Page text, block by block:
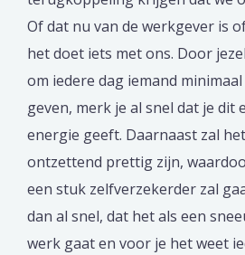
Of dat nu van de werkgever is
het doet iets met ons. Door
om iedere dag iemand
geven, merk je al snel dat je dit
energie geeft. Daarnaast zal
ontzettend prettig zijn,
een stuk zelfverzekerder zal
dan al snel, dat het als een
werk gaat en voor je het weet